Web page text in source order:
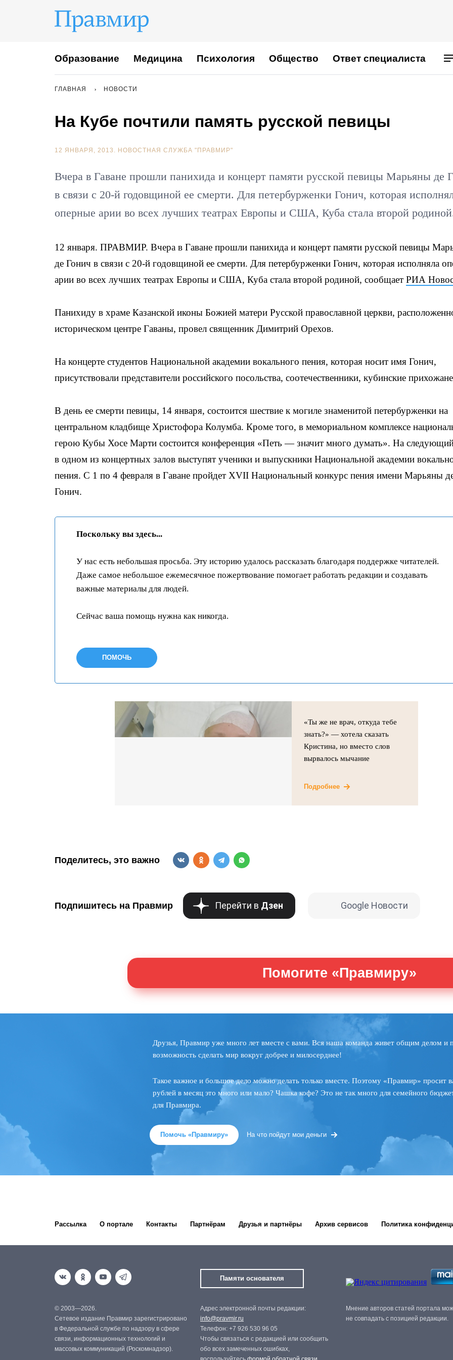
Образование Медицина Психология Общество Ответ специалиста
ГЛАВНАЯ НОВОСТИ
На Кубе почтили память русской певицы
12 ЯНВАРЯ, 2013. НОВОСТНАЯ СЛУЖБА "ПРАВМИР"
Вчера в Гаване прошли панихида и концерт памяти русской певицы Марьяны де
в связи с 20-й годовщиной ее смерти. Для петербурженки Гонич, которая
оперные арии во всех лучших театрах Европы и США, Куба стала второй
12 января. ПРАВМИР. Вчера в Гаване прошли панихида и концерт памяти русской певицы
де Гонич в связи с 20-й годовщиной ее смерти. Для петербурженки Гонич, которая исполняла
арии во всех лучших театрах Европы и США, Куба стала второй родиной, сообщает РИА
Панихиду в храме Казанской иконы Божией матери Русской православной церкви,
историческом центре Гаваны, провел священник Димитрий Орехов.
На концерте студентов Национальной академии вокального пения, которая носит имя Гонич,
присутствовали представители российского посольства, соотечественники, кубинские
В день ее смерти певицы, 14 января, состоится шествие к могиле знаменитой петербурженки на
центральном кладбище Христофора Колумба. Кроме того, в мемориальном комплексе
герою Кубы Хосе Марти состоится конференция «Петь — значит много думать». На
в одном из концертных залов выступят ученики и выпускники Национальной академии
пения. С 1 по 4 февраля в Гаване пройдет XVII Национальный конкурс пения имени Марьяны
Гонич.
Поскольку вы здесь...
У нас есть небольшая просьба. Эту историю удалось рассказать благодаря поддержке читателей.
Даже самое небольшое ежемесячное пожертвование помогает работать редакции и создавать
важные материалы для людей.
Сейчас ваша помощь нужна как никогда.
ПОМОЧЬ
«Ты же не врач, откуда тебе
знать?» — хотела сказать
Кристина, но вместо слов
вырвалось мычание
Подробнее
Поделитесь, это важно
Подпишитесь на Правмир Перейти в Дзен Google Новости
Помогите «Правмиру»
Друзья, Правмир уже много лет вместе с вами. Вся наша команда живет общим делом и
возможность сделать мир вокруг добрее и милосерднее!
Такое важное и большое дело можно делать только вместе. Поэтому «Правмир» просит
рублей в месяц это много или мало? Чашка кофе? Это не так много для семейного
для Правмира.
Помочь «Правмиру» На что пойдут мои деньги
Рассылка О портале Контакты Партнёрам Друзья и партнёры Архив сервисов Политика
Памяти основателя
© 2003—2026.
Сетевое издание Правмир зарегистрировано
в Федеральной службе по надзору в сфере
связи, информационных технологий и
массовых коммуникаций (Роскомнадзор).
Адрес электронной почты редакции:
info@pravmir.ru
Телефон: +7 926 530 96 05
Чтобы связаться с редакцией или сообщить
обо всех замеченных ошибках,
Мнение авторов статей портала
не совпадать с позицией редакции.